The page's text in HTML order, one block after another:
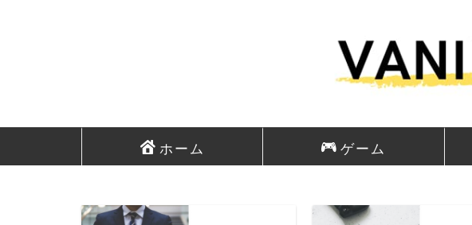
ホーム ゲーム